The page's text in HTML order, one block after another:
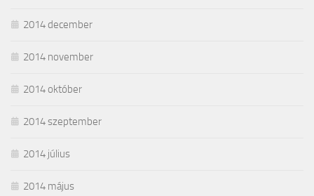
2014 december
2014 november
2014 október
2014 szeptember
2014 július
2014 május